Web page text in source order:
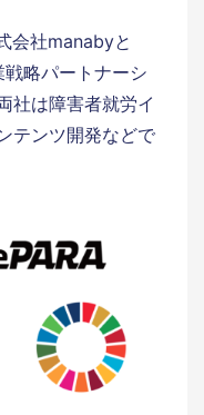
会社manabyと
戦略パートナーシ
社は障害者就労イ
テンツ開発などで